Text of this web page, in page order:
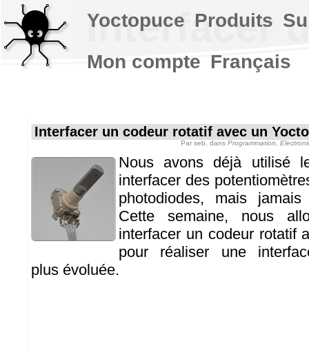
Interfacer
Interfacer un codeur rotatif avec un
Par seb , dans Programmation,
Nous avons déjà utilisé
interfacer des
photodiodes, mais
Cette semaine, nous
interfacer un codeur rotatif
pour réaliser une
plus évoluée.
Yoctopuce Produits
Mon compte Français